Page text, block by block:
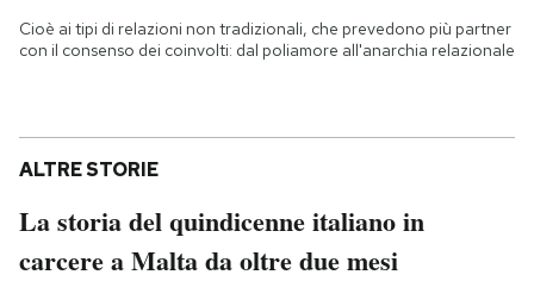
Cioè ai tipi di relazioni non tradizionali, che prevedono più partner
con il consenso dei coinvolti: dal poliamore all'anarchia relazionale
ALTRE STORIE
La storia del quindicenne italiano in
carcere a Malta da oltre due mesi